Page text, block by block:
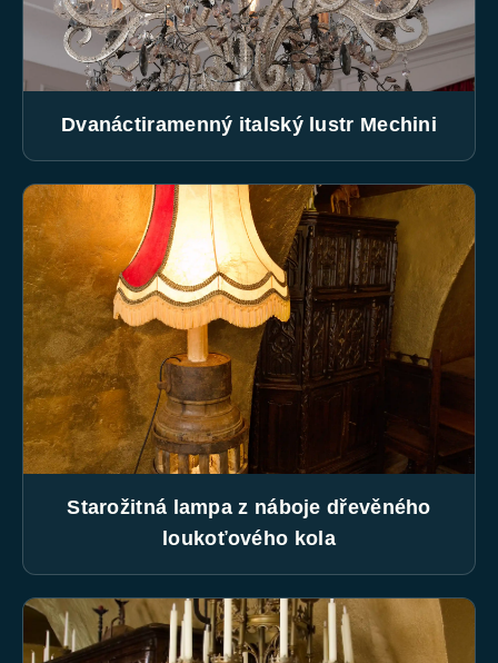
Dvanáctiramenný italský lustr Mechini
Starožitná lampa z náboje dřevěného
loukoťového kola